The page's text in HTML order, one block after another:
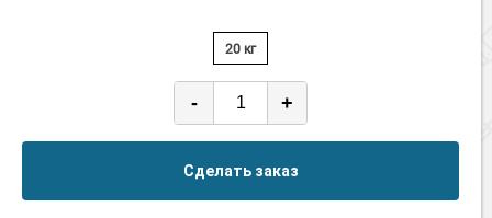
20 кг
- +
Сделать заказ